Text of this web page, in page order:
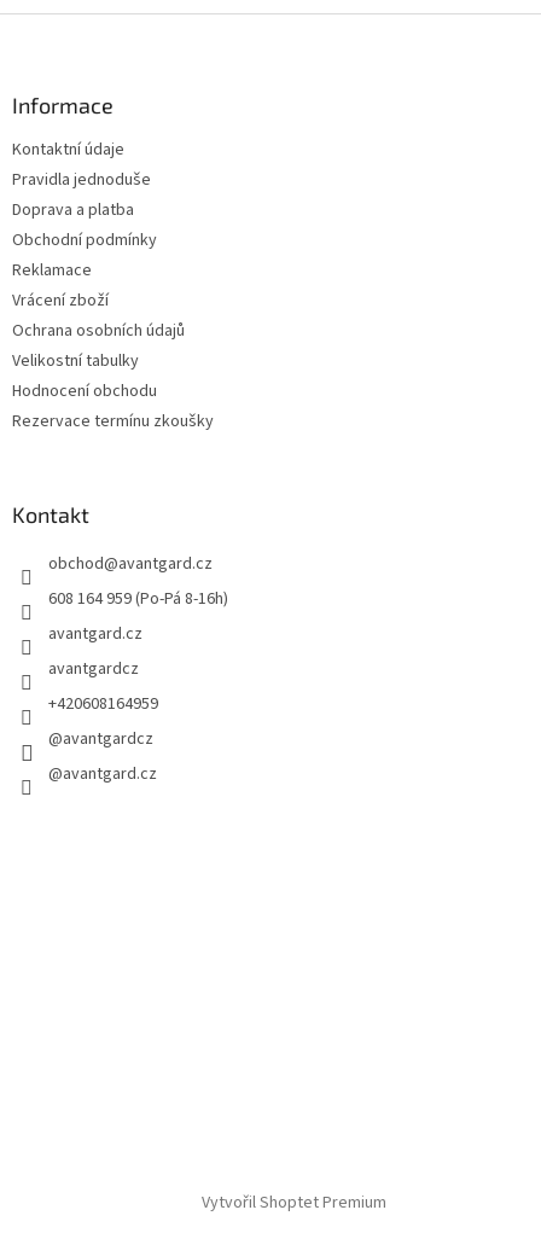
Informace
Kontaktní údaje
Pravidla jednoduše
Doprava a platba
Obchodní podmínky
Reklamace
Vrácení zboží
Ochrana osobních údajů
Velikostní tabulky
Hodnocení obchodu
Rezervace termínu zkoušky
Kontakt
obchod@avantgard.cz
608 164 959 (Po-Pá 8-16h)
avantgard.cz
avantgardcz
+420608164959
@avantgardcz
@avantgard.cz
Vytvořil Shoptet Premium